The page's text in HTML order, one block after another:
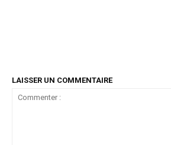
LAISSER UN COMMENTAIRE